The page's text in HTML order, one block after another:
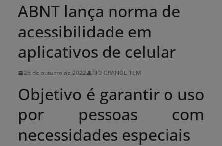
ABNT lança norma de
acessibilidade em
aplicativos de celular
26 de outubro de 2022 RIO GRANDE TEM
Objetivo é garantir o uso
por pessoas com
necessidades especiais